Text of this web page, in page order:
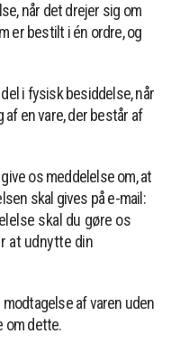
når det drejer sig om
er bestilt i én ordre, og
i fysisk besiddelse, når
en vare, der består af
os meddelelse om, at
skal gives på e-mail:
skal du gøre os
at udnytte din
af varen uden
om dette.